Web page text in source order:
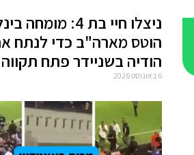
ניצלו חיי בת 4:
הוטס מארה"ב כדי לנתח
הודיה בשניידר פתח תקווה
6 באוגוסט 2026